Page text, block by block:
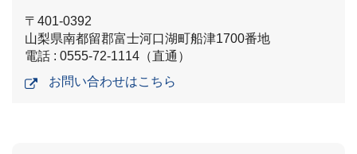
〒401-0392
山梨県南都留郡富士河口湖町船津1700番地
電話 : 0555-72-1114（直通）
お問い合わせはこちら